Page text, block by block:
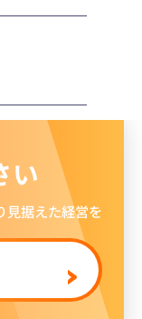
い
見据えた経営を